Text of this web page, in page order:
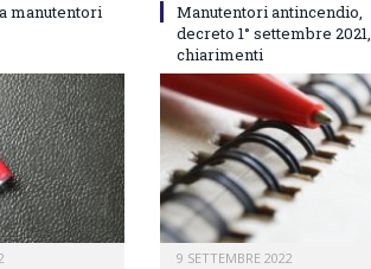
manutentori
Manutentori antincendio,
decreto 1° settembre 2021,
chiarimenti
9 SETTEMBRE 2022